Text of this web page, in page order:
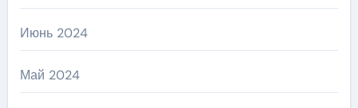
Июнь 2024
Май 2024